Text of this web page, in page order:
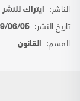
الناشر: ايتراك
تاريخ النشر: 05 12:00:00 AM
القسم: القانون